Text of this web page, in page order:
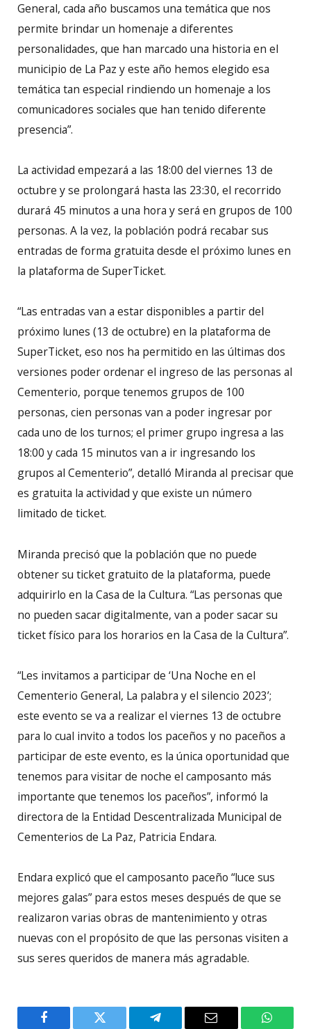
General, cada año buscamos una temática que nos
permite brindar un homenaje a diferentes
personalidades, que han marcado una historia en el
municipio de La Paz y este año hemos elegido esa
temática tan especial rindiendo un homenaje a los
comunicadores sociales que han tenido diferente
presencia”.
La actividad empezará a las 18:00 del viernes 13 de
octubre y se prolongará hasta las 23:30, el recorrido
durará 45 minutos a una hora y será en grupos de 100
personas. A la vez, la población podrá recabar sus
entradas de forma gratuita desde el próximo lunes en
la plataforma de SuperTicket.
“Las entradas van a estar disponibles a partir del
próximo lunes (13 de octubre) en la plataforma de
SuperTicket, eso nos ha permitido en las últimas dos
versiones poder ordenar el ingreso de las personas al
Cementerio, porque tenemos grupos de 100
personas, cien personas van a poder ingresar por
cada uno de los turnos; el primer grupo ingresa a las
18:00 y cada 15 minutos van a ir ingresando los
grupos al Cementerio”, detalló Miranda al precisar que
es gratuita la actividad y que existe un número
limitado de ticket.
Miranda precisó que la población que no puede
obtener su ticket gratuito de la plataforma, puede
adquirirlo en la Casa de la Cultura. “Las personas que
no pueden sacar digitalmente, van a poder sacar su
ticket físico para los horarios en la Casa de la Cultura”.
“Les invitamos a participar de ‘Una Noche en el
Cementerio General, La palabra y el silencio 2023’;
este evento se va a realizar el viernes 13 de octubre
para lo cual invito a todos los paceños y no paceños a
participar de este evento, es la única oportunidad que
tenemos para visitar de noche el camposanto más
importante que tenemos los paceños”, informó la
directora de la Entidad Descentralizada Municipal de
Cementerios de La Paz, Patricia Endara.
Endara explicó que el camposanto paceño “luce sus
mejores galas” para estos meses después de que se
realizaron varias obras de mantenimiento y otras
nuevas con el propósito de que las personas visiten a
sus seres queridos de manera más agradable.